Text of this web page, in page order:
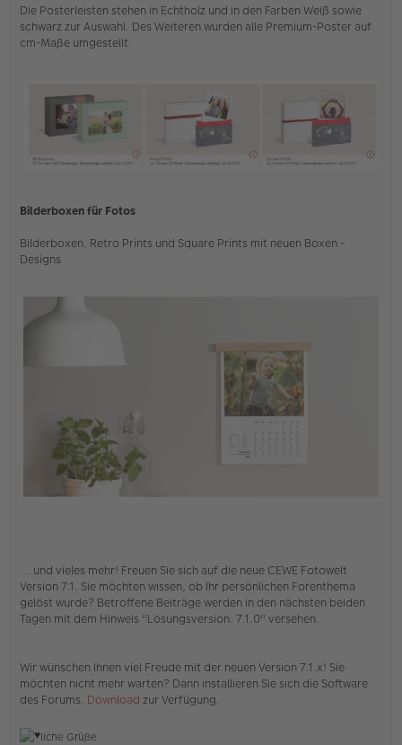
Die Posterleisten stehen in Echtholz und in den Farben Weiß sowie
schwarz zur Auswahl. Des Weiteren wurden alle Premium-Poster auf
cm-Maße umgestellt.
Bilderboxen für Fotos
Bilderboxen, Retro Prints und Square Prints mit neuen Boxen -
Designs
... und vieles mehr! Freuen Sie sich auf die neue CEWE Fotowelt
Version 7.1. Sie möchten wissen, ob Ihr persönlichen Forenthema
gelöst wurde? Betroffene Beiträge werden in den nächsten beiden
Tagen mit dem Hinweis "Lösungsversion: 7.1.0" versehen.
Wir wünschen Ihnen viel Freude mit der neuen Version 7.1.x! Sie
möchten nicht mehr warten? Dann installieren Sie sich die Software
des Forums. Download zur Verfügung.
liche Grüße